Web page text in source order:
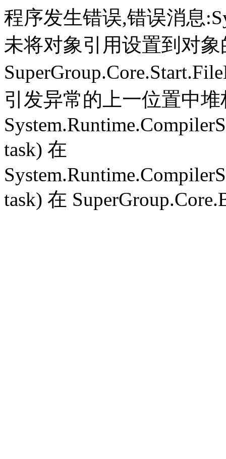
程序发生错误,错误消息
未将对象引用设置到对
引发异常的上一位置中
task) 在
task) 在